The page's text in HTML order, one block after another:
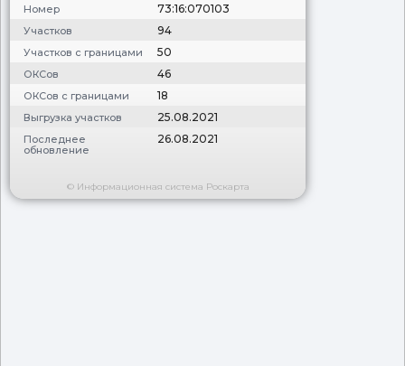
Номер 73:16:070103
Участков 94
Участков с границами 50
ОКСов 46
ОКСов с границами 18
Выгрузка участков 25.08.2021
Последнее
обновление
26.08.2021
© Информационная система Роскарта